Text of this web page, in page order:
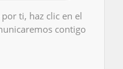
ti, haz clic en el
contigo